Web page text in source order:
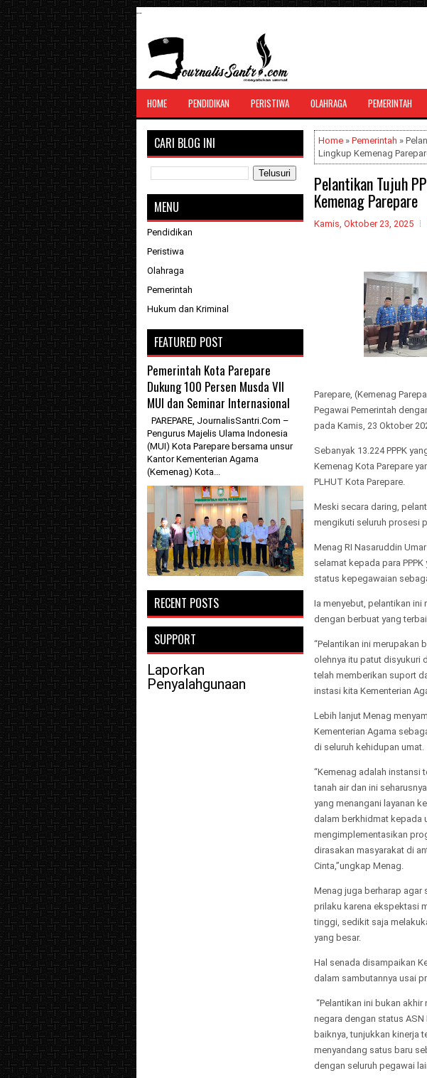
--
SANTRI JURNALIS
Menghimpun seluruh berita, tulisan, jurnal bernuansa agama yang
HOME PENDIDIKAN PERISTIWA OLAHRAGA PEMERINTAH
Home » Pemerintah »
Lingkup Kemenag
Pelantikan Tujuh
Kemenag Parepare
Kamis, Oktober 23, 2025
Parepare, (Kemenag
Pegawai Pemerintah
pada Kamis, 23 Oktober
Sebanyak 13.224 PPPK
Kemenag Kota Parepare
PLHUT Kota Parepare.
Meski secara daring,
mengikuti seluruh prosesi
Menag RI Nasaruddin
selamat kepada para
status kepegawaian
Ia menyebut, pelantikan ini
dengan berbuat yang
“Pelantikan ini merupakan
olehnya itu patut disyukuri
telah memberikan suport
instasi kita Kementerian
Lebih lanjut Menag
Kementerian Agama
di seluruh kehidupan umat.
“Kemenag adalah instansi
tanah air dan ini
yang menangani layanan
dalam berkhidmat kepada
mengimplementasikan
dirasakan masyarakat di
Cinta,”ungkap Menag.
Menag juga berharap agar
prilaku karena ekspektasi
tinggi, sedikit saja
yang besar.
Hal senada disampaikan
dalam sambutannya usai
“Pelantikan ini bukan
negara dengan status
baiknya, tunjukkan kinerja
menyandang satus baru
dengan seluruh pegawai
CARI BLOG INI
MENU
Pendidikan
Peristiwa
Olahraga
Pemerintah
Hukum dan Kriminal
FEATURED POST
Pemerintah Kota Parepare
Dukung 100 Persen Musda VII
MUI dan Seminar Internasional
PAREPARE, JournalisSantri.Com –
Pengurus Majelis Ulama Indonesia
(MUI) Kota Parepare bersama unsur
Kantor Kementerian Agama
(Kemenag) Kota...
RECENT POSTS
SUPPORT
Laporkan
Penyalahgunaan